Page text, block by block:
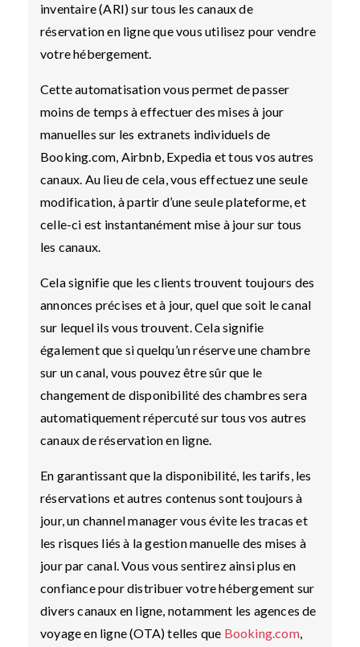
inventaire (ARI) sur tous les canaux de
réservation en ligne que vous utilisez pour vendre
votre hébergement.
Cette automatisation vous permet de passer
moins de temps à effectuer des mises à jour
manuelles sur les extranets individuels de
Booking.com, Airbnb, Expedia et tous vos autres
canaux. Au lieu de cela, vous effectuez une seule
modification, à partir d’une seule plateforme, et
celle-ci est instantanément mise à jour sur tous
les canaux.
Cela signifie que les clients trouvent toujours des
annonces précises et à jour, quel que soit le canal
sur lequel ils vous trouvent. Cela signifie
également que si quelqu’un réserve une chambre
sur un canal, vous pouvez être sûr que le
changement de disponibilité des chambres sera
automatiquement répercuté sur tous vos autres
canaux de réservation en ligne.
En garantissant que la disponibilité, les tarifs, les
réservations et autres contenus sont toujours à
jour, un channel manager vous évite les tracas et
les risques liés à la gestion manuelle des mises à
jour par canal. Vous vous sentirez ainsi plus en
confiance pour distribuer votre hébergement sur
divers canaux en ligne, notamment les agences de
voyage en ligne (OTA) telles que Booking.com,